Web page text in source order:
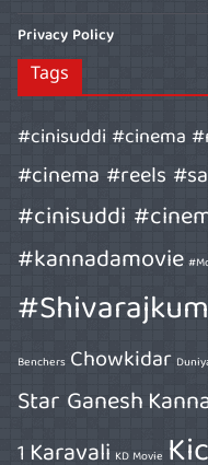
Privacy Policy
Tags
#cinisuddi #cinema
#cinema #reels
#cinisuddi
#kannadamovie
Benchers Chowkidar
Star Ganesh
1 Karavali KD Movie